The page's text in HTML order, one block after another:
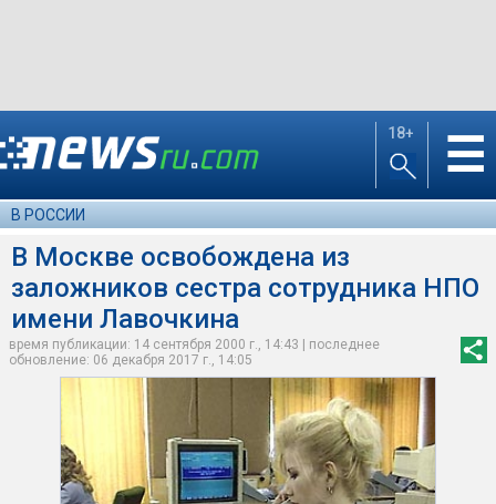
18+ ☰
В РОССИИ
В Москве освобождена из
заложников сестра сотрудника НПО
имени Лавочкина
время публикации: 14 сентября 2000 г., 14:43 | последнее
обновление: 06 декабря 2017 г., 14:05